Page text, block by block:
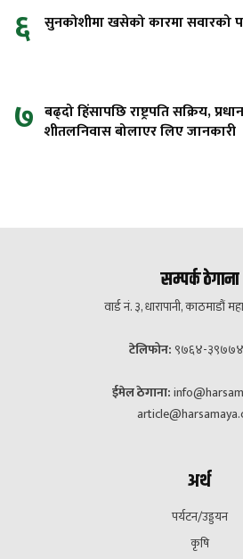
६ सुनकोशीमा खसेको कारमा सवारको
७ बढ्दो हिंसापछि राष्ट्रपति सक्रिय,
शीतलनिवास बोलाएर लिए जानकारी
सम्पर्क ठेगाना
वार्ड नं. ३, धारापानी, काठमाडौं
टेलिफोन: ९७६४-
ईमेल ठेगाना:
अर्थ
पर्यटन/उड्डयन
कृषि